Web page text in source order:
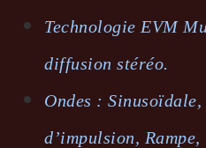
Technologie EVM
diffusion stéréo.
Ondes :
d’impulsion,